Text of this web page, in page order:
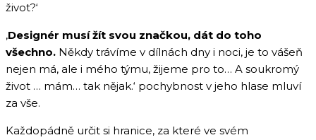
život?‘
‚Designér musí žít svou značkou, dát do toho
všechno. Někdy trávíme v dílnách dny i noci, je to vášeň
nejen má, ale i mého týmu, žijeme pro to… A soukromý
život … mám… tak nějak.‘ pochybnost v jeho hlase mluví
za vše.
Každopádně určit si hranice, za které ve svém